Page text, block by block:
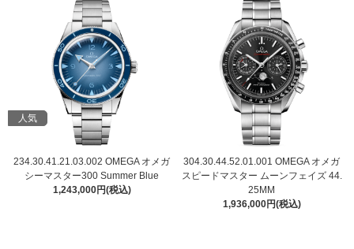
人気
234.30.41.21.03.002 OMEGA オメガ
シーマスター300 Summer Blue
1,243,000円(税込)
304.30.44.52.01.001 OMEGA オメガ
スピードマスター ムーンフェイズ 44.
25MM
1,936,000円(税込)